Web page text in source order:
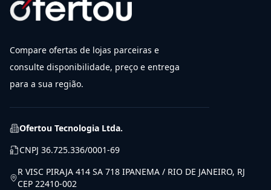
Compare ofertas de lojas parceiras e
consulte disponibilidade, preço e entrega
para a sua região.
Ofertou Tecnologia Ltda.
CNPJ 36.725.336/0001-69
R VISC PIRAJA 414 SA 718 IPANEMA / RIO DE JANEIRO, RJ
CEP 22410-002